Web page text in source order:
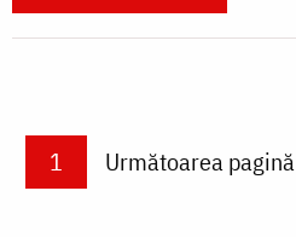
PaginareCurrent page
1 Next page
Următoarea pagină